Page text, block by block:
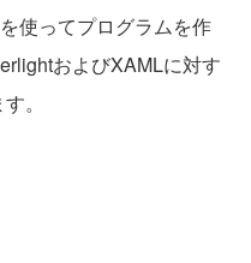
使ってプログラムを作
およびXAMLに対す
。